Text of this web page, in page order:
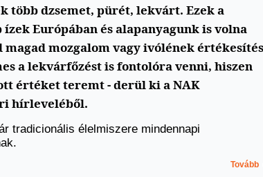
több dzsemet, pürét, lekvárt. Ezek a
Európában és alapanyagunk is volna
magad mozgalom vagy ivólének értékesítés
a lekvárfőzést is fontolóra venni, hiszen
értéket teremt - derül ki a NAK
hírleveléből.
tradicionális élelmiszere mindennapi
Tovább